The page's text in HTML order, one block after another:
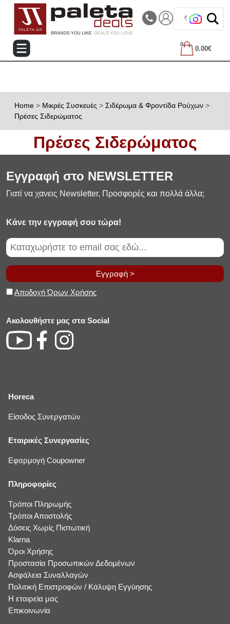
Τηλεφωνικές Παραγγελίες: 2105714144 |||
🔁 Δ
0
0.00€
Home > Μικρές Συσκευές > Σιδέρωμα & Φροντίδα Ρούχων >
Πρέσες Σιδερώματος
Πρέσες Σιδερώματος
Εγγραφή στο NEWSLETTER
Γιατί να χανεις Newsletter, Προσφορές και πολλά άλλα;
Κάνε την εγγραφή σου τώρα!
Εγγραφή >
Αποδοχή Όρων Χρήσης
Ακολουθήστε μας στα Social
Horeca
Είσοδος Συνεργατών
Εταιρικές Συνεργασίες
Εφαρμογή Coupowner
Πληροφορίες
Τρόποι Πληρωμής
Τρόποι Αποστολής
Δόσεις Χωρίς Πιστωτική
Klarna
Όροι Χρήσης
Προστασία Προσωπικών Δεδομένων
Ασφάλεια Συναλλαγών
Πολιτική Επιστροφών / Κάλυψη Εγγύησης
Η εταιρεία μας
Επικοινωνία